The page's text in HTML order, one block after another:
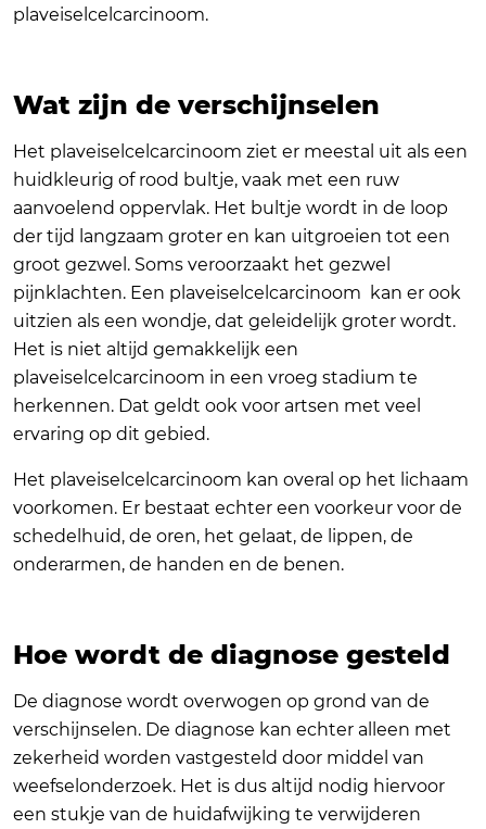
plaveiselcelcarcinoom.
Wat zijn de verschijnselen
Het plaveiselcelcarcinoom ziet er meestal uit als een
huidkleurig of rood bultje, vaak met een ruw
aanvoelend oppervlak. Het bultje wordt in de loop
der tijd langzaam groter en kan uitgroeien tot een
groot gezwel. Soms veroorzaakt het gezwel
pijnklachten. Een plaveiselcelcarcinoom kan er ook
uitzien als een wondje, dat geleidelijk groter wordt.
Het is niet altijd gemakkelijk een
plaveiselcelcarcinoom in een vroeg stadium te
herkennen. Dat geldt ook voor artsen met veel
ervaring op dit gebied.
Het plaveiselcelcarcinoom kan overal op het lichaam
voorkomen. Er bestaat echter een voorkeur voor de
schedelhuid, de oren, het gelaat, de lippen, de
onderarmen, de handen en de benen.
Hoe wordt de diagnose gesteld
De diagnose wordt overwogen op grond van de
verschijnselen. De diagnose kan echter alleen met
zekerheid worden vastgesteld door middel van
weefselonderzoek. Het is dus altijd nodig hiervoor
een stukje van de huidafwijking te verwijderen